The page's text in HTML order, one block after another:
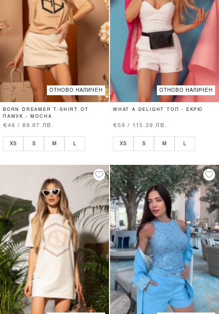
ОТНОВО НАЛИЧЕН
BORN DREAMER T-SHIRT ОТ
ПАМУК - MOCHA
€46 / 89.97 ЛВ.
XS S M L
ОТНОВО НАЛИЧЕН
WHAT A DELIGHT ТОП - ЕКРЮ
€59 / 115.39 ЛВ.
XS S M L